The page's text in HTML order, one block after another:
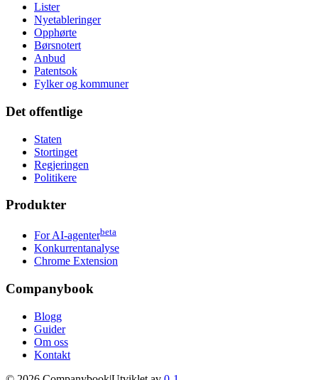
Lister
Nyetableringer
Opphørte
Børsnotert
Anbud
Patentsok
Fylker og kommuner
Det offentlige
Staten
Stortinget
Regjeringen
Politikere
Produkter
For AI-agenterbeta
Konkurrentanalyse
Chrome Extension
Companybook
Blogg
Guider
Om oss
Kontakt